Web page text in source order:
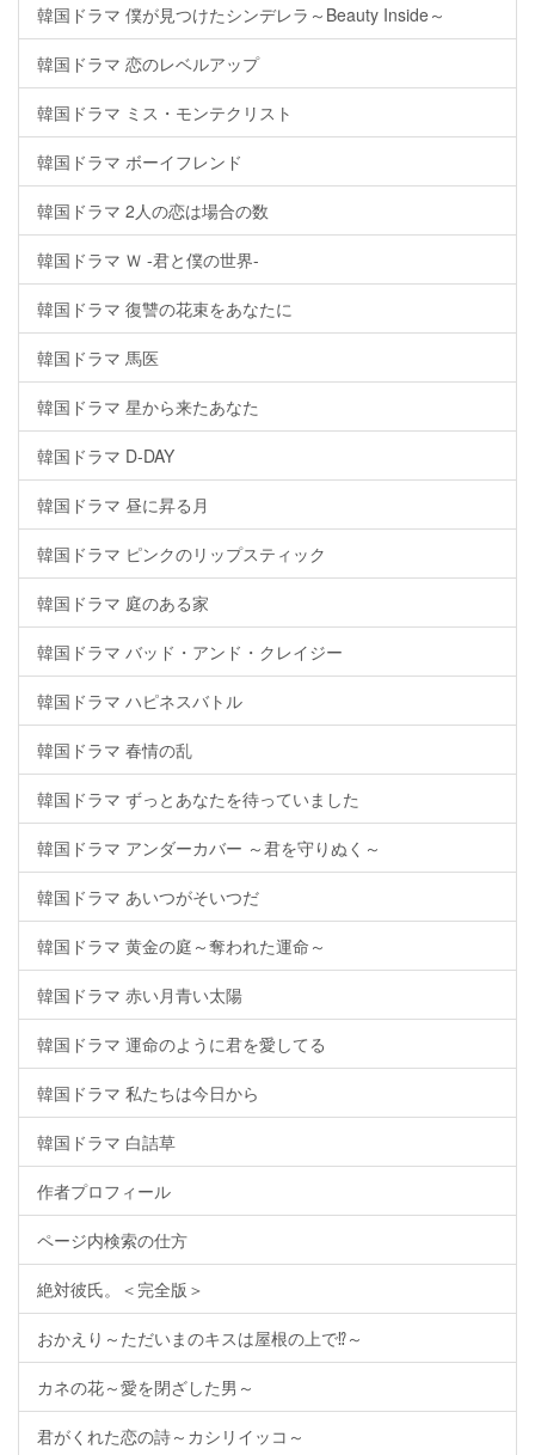
韓国ドラマ 僕が見つけたシンデレラ～Beauty Inside～
韓国ドラマ 恋のレベルアップ
韓国ドラマ ミス・モンテクリスト
韓国ドラマ ボーイフレンド
韓国ドラマ 2人の恋は場合の数
韓国ドラマ Ｗ -君と僕の世界-
韓国ドラマ 復讐の花束をあなたに
韓国ドラマ 馬医
韓国ドラマ 星から来たあなた
韓国ドラマ D-DAY
韓国ドラマ 昼に昇る月
韓国ドラマ ピンクのリップスティック
韓国ドラマ 庭のある家
韓国ドラマ バッド・アンド・クレイジー
韓国ドラマ ハピネスバトル
韓国ドラマ 春情の乱
韓国ドラマ ずっとあなたを待っていました
韓国ドラマ アンダーカバー ～君を守りぬく～
韓国ドラマ あいつがそいつだ
韓国ドラマ 黄金の庭～奪われた運命～
韓国ドラマ 赤い月青い太陽
韓国ドラマ 運命のように君を愛してる
韓国ドラマ 私たちは今日から
韓国ドラマ 白詰草
作者プロフィール
ページ内検索の仕方
絶対彼氏。＜完全版＞
おかえり～ただいまのキスは屋根の上で⁉～
カネの花～愛を閉ざした男～
君がくれた恋の詩～カシリイッコ～